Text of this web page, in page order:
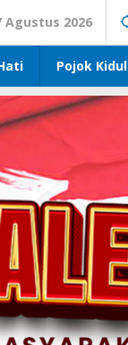
Agustus 2026
Pojok Kidul